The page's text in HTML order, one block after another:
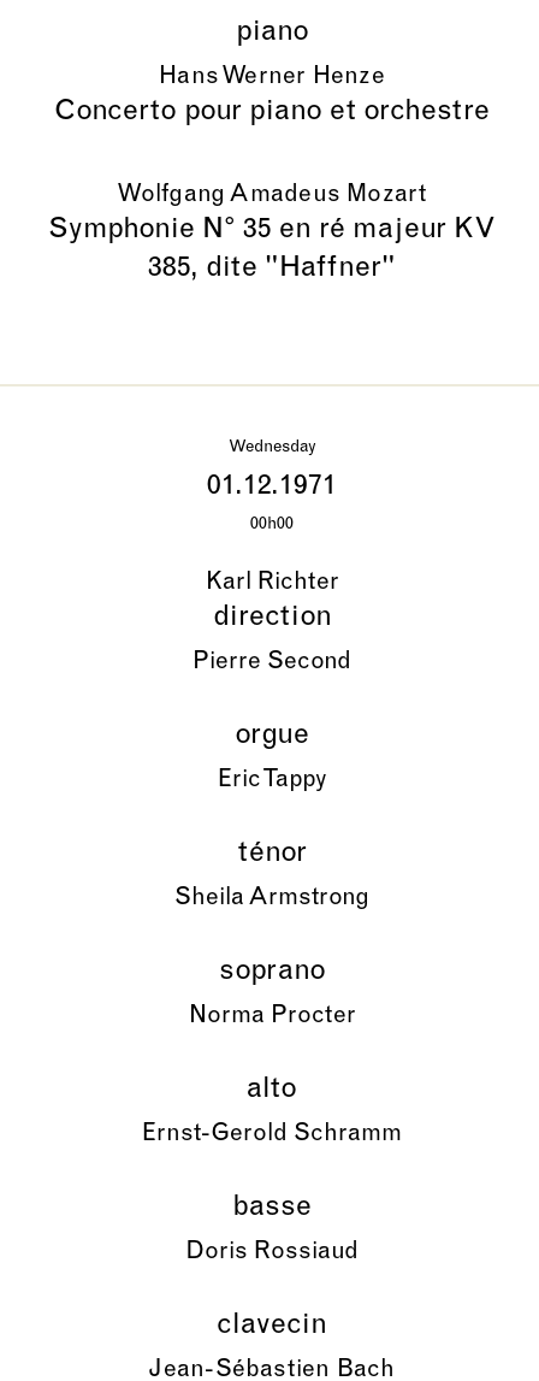
piano
Hans Werner Henze
Concerto pour piano et orchestre
Wolfgang Amadeus Mozart
Symphonie N° 35 en ré majeur KV
385, dite "Haffner"
Wednesday
01.12.1971
00h00
Karl Richter
direction
Pierre Second
orgue
Eric Tappy
ténor
Sheila Armstrong
soprano
Norma Procter
alto
Ernst-Gerold Schramm
basse
Doris Rossiaud
clavecin
Jean-Sébastien Bach